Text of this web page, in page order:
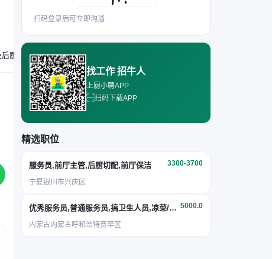
要求年龄40岁以下，形象气质佳；有无烘焙相关经验皆可；能适应早八晚六的工作时间，可胜任面包、咖啡制作售卖，以及后厨备料、环境卫生维护等工作。
扫码登录后可立即沟通
找工作 招牛人
上厨小聘APP
扫码下载APP
精选职位
服务员,前厅主管,后厨切配,前厅保洁 3300-3700
宁夏银川市兴庆区
优秀服务员,普通服务员,搞卫生人员,凉菜/面点 5000.0
内蒙古内蒙古呼和浩特赛罕区